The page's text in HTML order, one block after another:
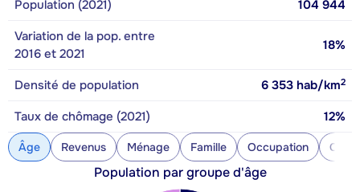
Population (2021)
104 944
Variation de la pop. entre
2016 et 2021
18%
Densité de population 6 353 hab/km2
Taux de chômage (2021) 12%
Âge Revenus Ménage Famille Occupation
Population par groupe d'âge